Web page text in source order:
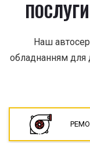
Наш
обладнанням для